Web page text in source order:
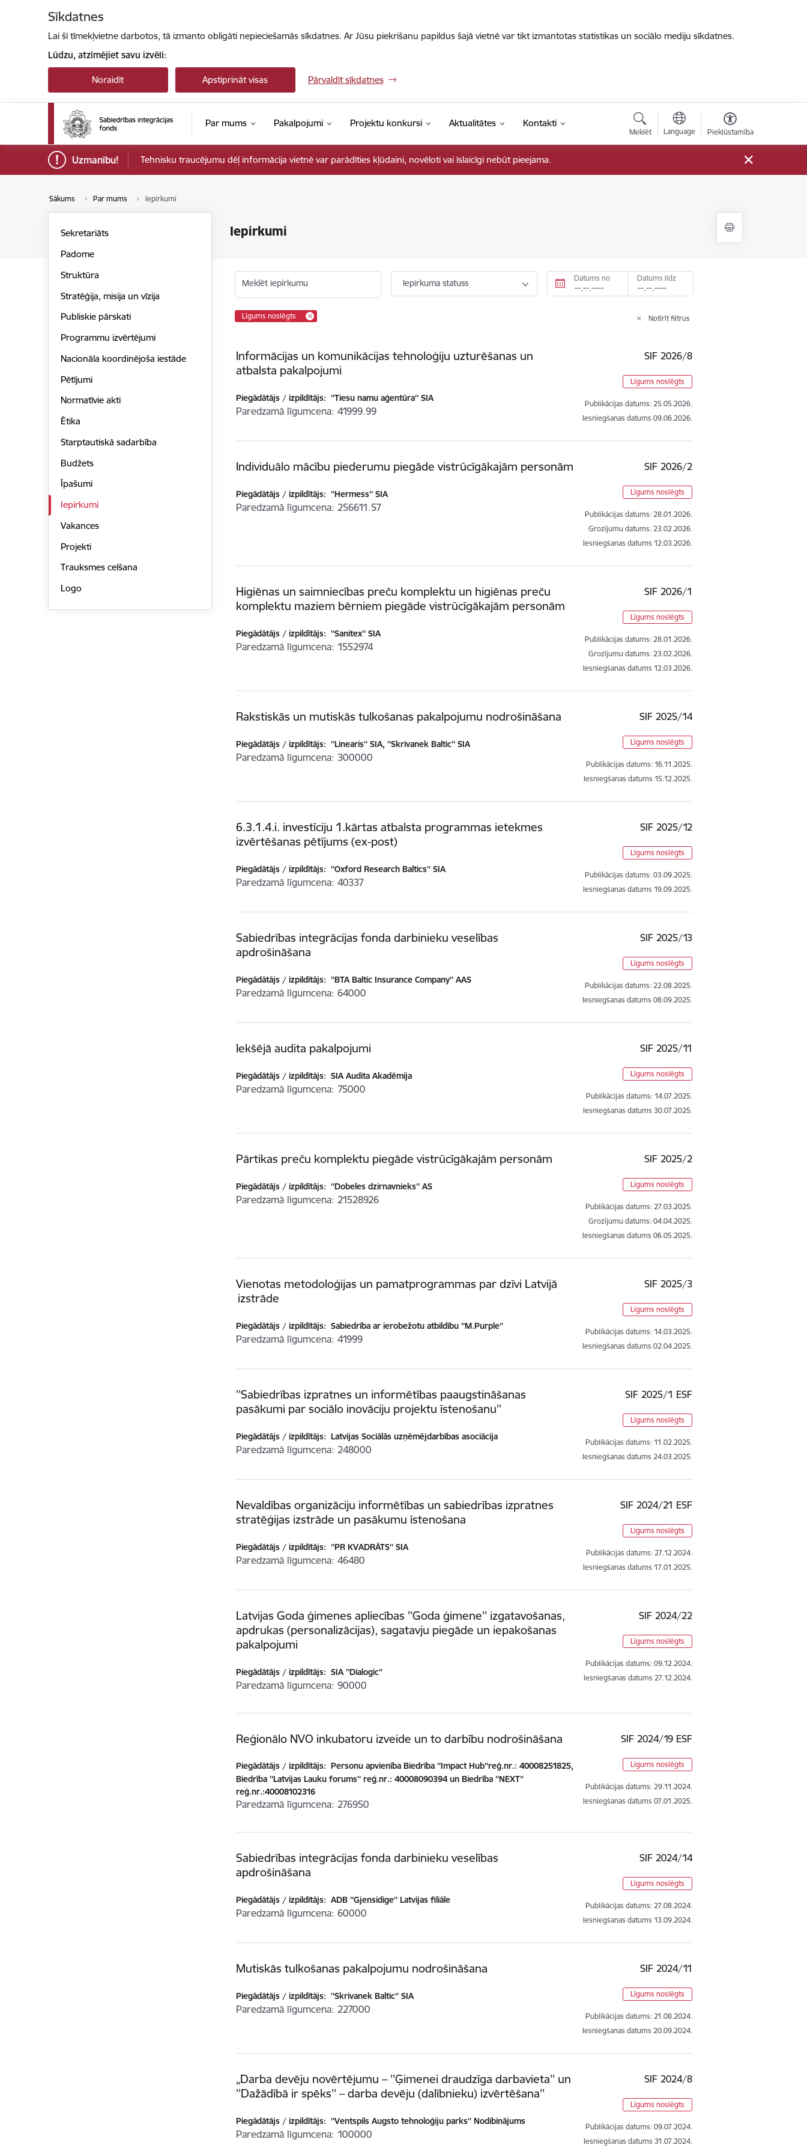
Sīkdatnes
Lai šī tīmekļvietne darbotos, tā izmanto obligāti nepieciešamās sīkdatnes. Ar Jūsu piekrišanu papildus šajā vietnē var tikt izmantotas statistikas un sociālo mediju sīkdatnes.
Lūdzu, atzīmējiet savu izvēli:
Noraidīt Apstiprināt visas Pārvaldīt sīkdatnes
Par mums Pakalpojumi Projektu konkursi Aktualitātes Kontakti
Meklēt Language Piekļūstamība
Uzmanību! Tehnisku traucējumu dēļ informācija vietnē var parādīties kļūdaini, novēloti vai īslaicīgi nebūt pieejama.
Sākums Par mums Iepirkumi
Iepirkumi
Sekretariāts
Padome
Struktūra
Stratēģija, misija un vīzija
Publiskie pārskati
Programmu izvērtējumi
Nacionāla koordinējoša iestāde
Pētījumi
Normatīvie akti
Ētika
Starptautiskā sadarbība
Budžets
Īpašumi
Iepirkumi
Vakances
Projekti
Trauksmes celšana
Logo
Meklēt iepirkumu Iepirkuma statuss Datums no Datums līdz
Līgums noslēgts Notīrīt filtrus
Informācijas un komunikācijas tehnoloģiju uzturēšanas un
atbalsta pakalpojumi
Piegādātājs / izpildītājs: ''Tiesu namu aģentūra'' SIA
Paredzamā līgumcena 41999.99
SIF 2026/8
Līgums noslēgts
Publikācijas datums: 25.05.2026.
Iesniegšanas datums 09.06.2026.
Individuālo mācību piederumu piegāde vistrūcīgākajām personām
Piegādātājs / izpildītājs: ''Hermess'' SIA
Paredzamā līgumcena 256611.57
SIF 2026/2
Līgums noslēgts
Publikācijas datums: 28.01.2026.
Grozījumu datums: 23.02.2026.
Iesniegšanas datums 12.03.2026.
Higiēnas un saimniecības preču komplektu un higiēnas preču
komplektu maziem bērniem piegāde vistrūcīgākajām personām
Piegādātājs / izpildītājs: ''Sanitex'' SIA
Paredzamā līgumcena 1552974
SIF 2026/1
Līgums noslēgts
Publikācijas datums: 28.01.2026.
Grozījumu datums: 23.02.2026.
Iesniegšanas datums 12.03.2026.
Rakstiskās un mutiskās tulkošanas pakalpojumu nodrošināšana
Piegādātājs / izpildītājs: ''Linearis'' SIA, ''Skrivanek Baltic'' SIA
Paredzamā līgumcena 300000
SIF 2025/14
Līgums noslēgts
Publikācijas datums: 16.11.2025.
Iesniegšanas datums 15.12.2025.
6.3.1.4.i. investīciju 1.kārtas atbalsta programmas ietekmes
izvērtēšanas pētījums (ex-post)
Piegādātājs / izpildītājs: ''Oxford Research Baltics'' SIA
Paredzamā līgumcena 40337
SIF 2025/12
Līgums noslēgts
Publikācijas datums: 03.09.2025.
Iesniegšanas datums 19.09.2025.
Sabiedrības integrācijas fonda darbinieku veselības
apdrošināšana
Piegādātājs / izpildītājs: ''BTA Baltic Insurance Company'' AAS
Paredzamā līgumcena 64000
SIF 2025/13
Līgums noslēgts
Publikācijas datums: 22.08.2025.
Iesniegšanas datums 08.09.2025.
Iekšējā audita pakalpojumi
Piegādātājs / izpildītājs: SIA Audita Akadēmija
Paredzamā līgumcena 75000
SIF 2025/11
Līgums noslēgts
Publikācijas datums: 14.07.2025.
Iesniegšanas datums 30.07.2025.
Pārtikas preču komplektu piegāde vistrūcīgākajām personām
Piegādātājs / izpildītājs: ''Dobeles dzirnavnieks'' AS
Paredzamā līgumcena 21528926
SIF 2025/2
Līgums noslēgts
Publikācijas datums: 27.03.2025.
Grozījumu datums: 04.04.2025.
Iesniegšanas datums 06.05.2025.
Vienotas metodoloģijas un pamatprogrammas par dzīvi Latvijā
izstrāde
Piegādātājs / izpildītājs: Sabiedrība ar ierobežotu atbildību ''M.Purple''
Paredzamā līgumcena 41999
SIF 2025/3
Līgums noslēgts
Publikācijas datums: 14.03.2025.
Iesniegšanas datums 02.04.2025.
''Sabiedrības izpratnes un informētības paaugstināšanas
pasākumi par sociālo inovāciju projektu īstenošanu''
Piegādātājs / izpildītājs: Latvijas Sociālās uzņēmējdarbības asociācija
Paredzamā līgumcena 248000
SIF 2025/1 ESF
Līgums noslēgts
Publikācijas datums: 11.02.2025.
Iesniegšanas datums 24.03.2025.
Nevaldības organizāciju informētības un sabiedrības izpratnes
stratēģijas izstrāde un pasākumu īstenošana
Piegādātājs / izpildītājs: ''PR KVADRĀTS'' SIA
Paredzamā līgumcena 46480
SIF 2024/21 ESF
Līgums noslēgts
Publikācijas datums: 27.12.2024.
Iesniegšanas datums 17.01.2025.
Latvijas Goda ģimenes apliecības ''Goda ģimene'' izgatavošanas,
apdrukas (personalizācijas), sagatavju piegāde un iepakošanas
pakalpojumi
Piegādātājs / izpildītājs: SIA ''Dialogic''
Paredzamā līgumcena 90000
SIF 2024/22
Līgums noslēgts
Publikācijas datums: 09.12.2024.
Iesniegšanas datums 27.12.2024.
Reģionālo NVO inkubatoru izveide un to darbību nodrošināšana
Piegādātājs / izpildītājs: Personu apvienība Biedrība ''Impact Hub''reģ.nr.: 40008251825,
Biedrība ''Latvijas Lauku forums'' reģ.nr.: 40008090394 un Biedrība ''NEXT''
reģ.nr.:40008102316
Paredzamā līgumcena 276950
SIF 2024/19 ESF
Līgums noslēgts
Publikācijas datums: 29.11.2024.
Iesniegšanas datums 07.01.2025.
Sabiedrības integrācijas fonda darbinieku veselības
apdrošināšana
Piegādātājs / izpildītājs: ADB ''Gjensidige'' Latvijas filiāle
Paredzamā līgumcena 60000
SIF 2024/14
Līgums noslēgts
Publikācijas datums: 27.08.2024.
Iesniegšanas datums 13.09.2024.
Mutiskās tulkošanas pakalpojumu nodrošināšana
Piegādātājs / izpildītājs: ''Skrivanek Baltic'' SIA
Paredzamā līgumcena 227000
SIF 2024/11
Līgums noslēgts
Publikācijas datums: 21.08.2024.
Iesniegšanas datums 20.09.2024.
„Darba devēju novērtējumu – ''Ģimenei draudzīga darbavieta'' un
''Dažādībā ir spēks'' – darba devēju (dalībnieku) izvērtēšana''
Piegādātājs / izpildītājs: ''Ventspils Augsto tehnoloģiju parks'' Nodibinājums
Paredzamā līgumcena 100000
SIF 2024/8
Līgums noslēgts
Publikācijas datums: 09.07.2024.
Iesniegšanas datums 31.07.2024.